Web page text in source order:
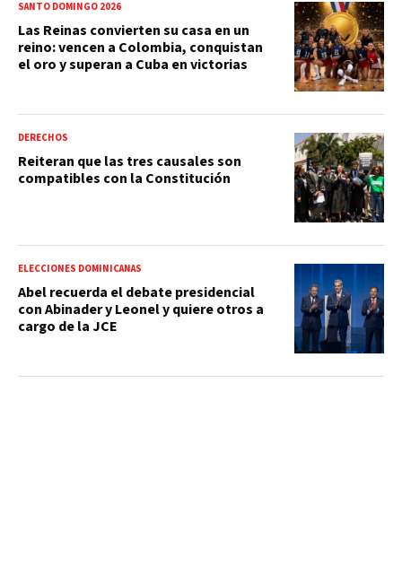
SANTO DOMINGO 2026
Las Reinas convierten su casa en un
reino: vencen a Colombia, conquistan
el oro y superan a Cuba en victorias
DERECHOS
Reiteran que las tres causales son
compatibles con la Constitución
ELECCIONES DOMINICANAS
Abel recuerda el debate presidencial
con Abinader y Leonel y quiere otros a
cargo de la JCE